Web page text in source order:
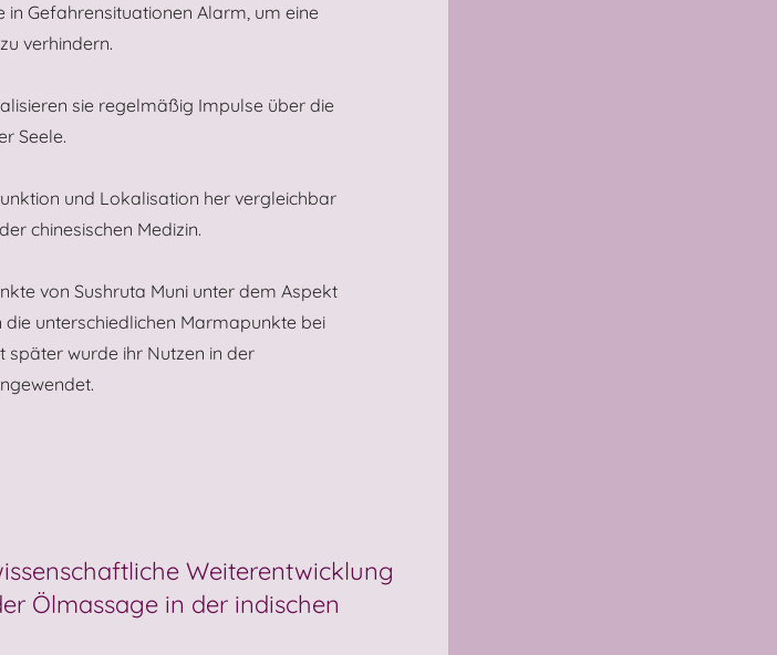
in Gefahrensituationen Alarm, um eine
verhindern.
sie regelmäßig Impulse über die
Seele.
und Lokalisation her vergleichbar
chinesischen Medizin.
von Sushruta Muni unter dem Aspekt
die unterschiedlichen Marmapunkte bei
später wurde ihr Nutzen in der
Weiterentwicklung
Ölmassage in der indischen